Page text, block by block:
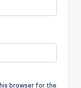
browser for the